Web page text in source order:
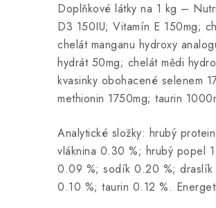
Doplňkové látky na 1 kg –
D3 150IU; Vitamín E 150mg;
chelát manganu hydroxy
hydrát 50mg; chelát mědi
kvasinky obohacené selenem
methionin 1750mg; taurin
Analytické složky: hrubý
vláknina 0.30 %; hrubý popel
0.09 %; sodík 0.20 %;
0.10 %; taurin 0.12 %.